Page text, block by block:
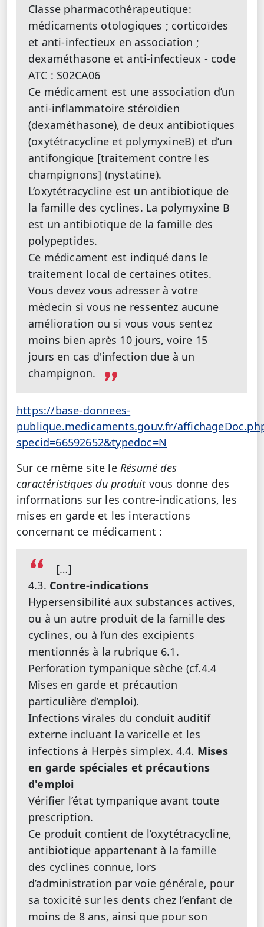
Classe pharmacothérapeutique:
médicaments otologiques ; corticoïdes
et anti-infectieux en association ;
dexaméthasone et anti-infectieux - code
ATC : S02CA06
Ce médicament est une association d’un
anti-inflammatoire stéroïdien
(dexaméthasone), de deux antibiotiques
(oxytétracycline et polymyxineB) et d’un
antifongique [traitement contre les
champignons] (nystatine).
L’oxytétracycline est un antibiotique de
la famille des cyclines. La polymyxine B
est un antibiotique de la famille des
polypeptides.
Ce médicament est indiqué dans le
traitement local de certaines otites.
Vous devez vous adresser à votre
médecin si vous ne ressentez aucune
amélioration ou si vous vous sentez
moins bien après 10 jours, voire 15
jours en cas d'infection due à un
champignon.
https://base-donnees-
publique.medicaments.gouv.fr/
specid=66592652&typedoc=N
Sur ce même site le Résumé des
caractéristiques du produitvous donne des
informations sur les contre-indications, les
mises en garde et les interactions
concernant ce médicament :
[…]
4.3. Contre-indications
Hypersensibilité aux substances actives,
ou à un autre produit de la famille des
cyclines, ou à l’un des excipients
mentionnés à la rubrique 6.1.
Perforation tympanique sèche (cf.4.4
Mises en garde et précaution
particulière d’emploi).
Infections virales du conduit auditif
externe incluant la varicelle et les
infections à Herpès simplex. 4.4. Mises
en garde spéciales et précautions
d'emploi
Vérifier l’état tympanique avant toute
prescription.
Ce produit contient de l’oxytétracycline,
antibiotique appartenant à la famille
des cyclines connue, lors
d’administration par voie générale, pour
sa toxicité sur les dents chez l’enfant de
moins de 8 ans, ainsi que pour son